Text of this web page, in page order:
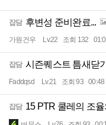
잡담 후변성 준비완료...
가원건우 Lv.22 조회 132
잡담 시즌퀘스트 틈새닫
Faddqsd Lv.21 조회 93 00:48
잡담 15 PTR 쿨레의 조